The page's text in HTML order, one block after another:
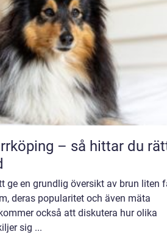
– så hittar du
ge en grundlig översikt av brun liten
deras popularitet och även mäta
också att diskutera hur olika
sig ...